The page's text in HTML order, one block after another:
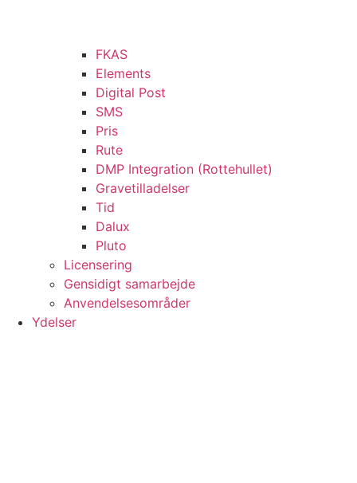
FKAS
Elements
Digital Post
SMS
Pris
Rute
DMP Integration (Rottehullet)
Gravetilladelser
Tid
Dalux
Pluto
Licensering
Gensidigt samarbejde
Anvendelsesområder
Ydelser